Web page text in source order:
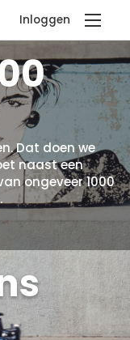
Inloggen
Dat doen we
naast een
ongeveer 1000